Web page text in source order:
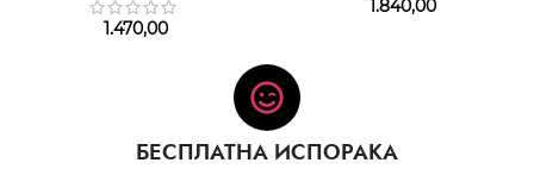
1.470,00
1.840,00
БЕСПЛАТНА ИСПОРАКА